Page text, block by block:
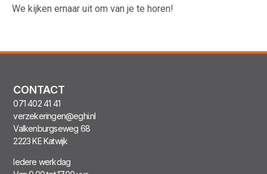
We kijken ernaar uit om van je te horen!
CONTACT
071 402 41 41
verzekeringen@eghi.nl
Valkenburgseweg 68
2223 KE Katwijk
Iedere werkdag